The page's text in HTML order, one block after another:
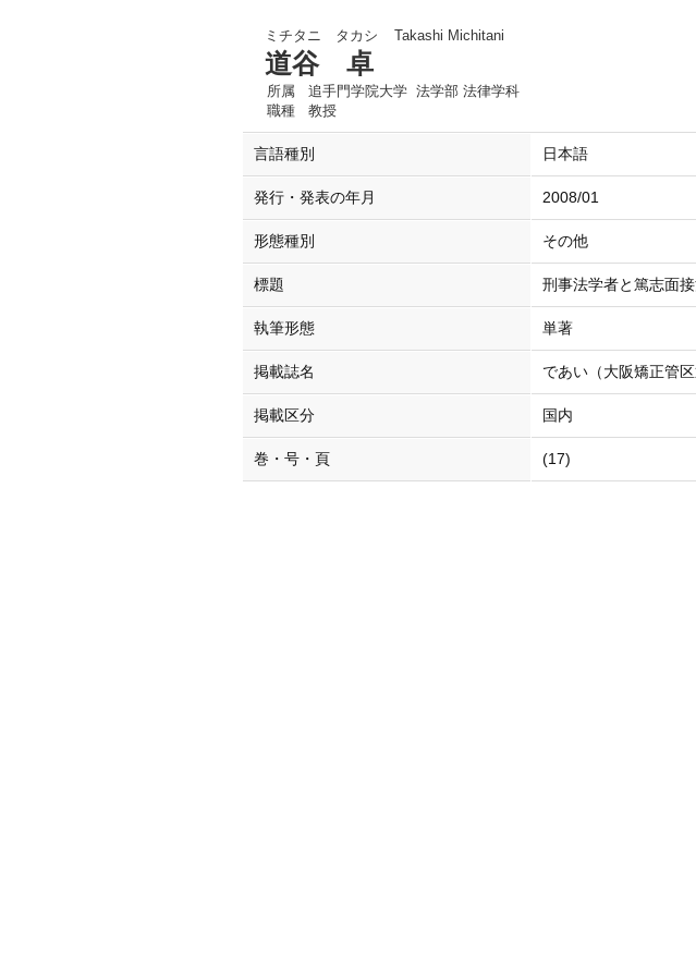
ミチタニ タカシ Takashi Michitani
道谷 卓
所属
追手門学院大学 法学部 法律学科
職種
教授
言語種別 日本語
発行・発表の年月 2008/01
形態種別 その他
標題 刑事法学者と篤志面
執筆形態 単著
掲載誌名 であい（大阪矯正管
掲載区分 国内
巻・号・頁 (17)